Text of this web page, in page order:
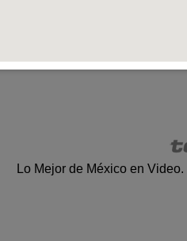
Lo Mejor de México en